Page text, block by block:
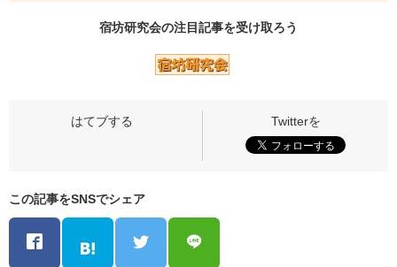
宿坊研究会の注目記事を受け取ろう
この記事をSNSでシェア